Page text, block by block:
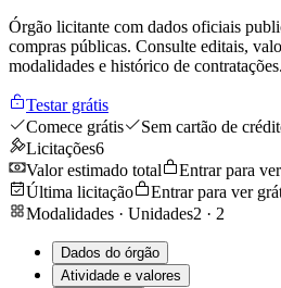
Órgão licitante com dados oficiais
compras públicas. Consulte editais,
modalidades e histórico de contratações.
Testar grátis
Comece grátis
Sem cartão de
Licitações6
Valor estimado total
Entrar para
Última licitação
Entrar para ver
Modalidades · Unidades2 · 2
Dados do órgão
Atividade e valores